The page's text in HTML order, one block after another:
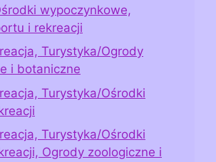
wypoczynkowe,
i rekreacji
Turystyka/Ogrody
i botaniczne
Turystyka/Ośrodki
Turystyka/Ośrodki
Ogrody zoologiczne i